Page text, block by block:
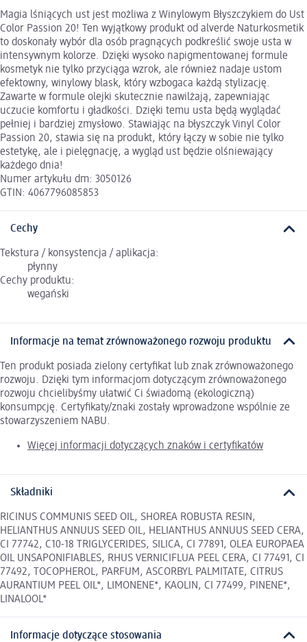
Magia lśniących ust jest możliwa z Winylowym Błyszczykiem do Ust
Color Passion 20! Ten wyjątkowy produkt od alverde Naturkosmetik
to doskonały wybór dla osób pragnących podkreślić swoje usta w
intensywnym kolorze. Dzięki wysoko napigmentowanej formule
kosmetyk nie tylko przyciąga wzrok, ale również nadaje ustom
efektowny, winylowy blask, który wzbogaca każdą stylizację.
Zawarte w formule olejki skutecznie nawilżają, zapewniając
uczucie komfortu i gładkości. Dzięki temu usta będą wyglądać
pełniej i bardziej zmysłowo. Stawiając na błyszczyk Vinyl Color
Passion 20, stawia się na produkt, który łączy w sobie nie tylko
estetykę, ale i pielęgnację, a wygląd ust będzie olśniewający
każdego dnia!
Numer artykułu dm: 3050126
GTIN: 4067796085853
Cechy
Tekstura / konsystencja / aplikacja:
płynny
Cechy produktu:
wegański
Informacje na temat zrównoważonego rozwoju produktu
Ten produkt posiada zielony certyfikat lub znak zrównoważonego
rozwoju. Dzięki tym informacjom dotyczącym zrównoważonego
rozwoju chcielibyśmy ułatwić Ci świadomą (ekologiczną)
konsumpcję. Certyfikaty/znaki zostały wprowadzone wspólnie ze
stowarzyszeniem NABU.
Więcej informacji dotyczących znaków i certyfikatów
Składniki
RICINUS COMMUNIS SEED OIL, SHOREA ROBUSTA RESIN,
HELIANTHUS ANNUUS SEED OIL, HELIANTHUS ANNUUS SEED CERA,
CI 77742, C10-18 TRIGLYCERIDES, SILICA, CI 77891, OLEA EUROPAEA
OIL UNSAPONIFIABLES, RHUS VERNICIFLUA PEEL CERA, CI 77491, CI
77492, TOCOPHEROL, PARFUM, ASCORBYL PALMITATE, CITRUS
AURANTIUM PEEL OIL*, LIMONENE*, KAOLIN, CI 77499, PINENE*,
LINALOOL*
Informacje dotyczące stosowania